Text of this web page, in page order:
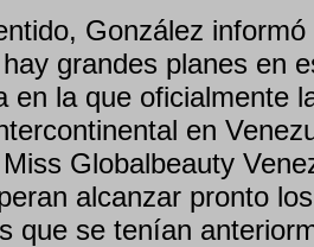
González
grandes planes en
en la que oficialmente
en
Globalbeauty
alcanzar pronto
que se tenían